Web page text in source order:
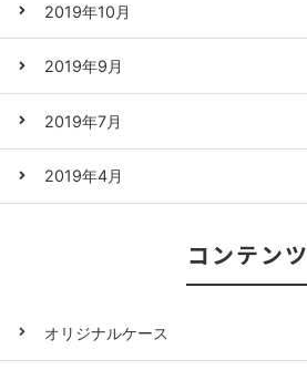
2019年10月
2019年9月
2019年7月
2019年4月
コンテンツ
オリジナルケース